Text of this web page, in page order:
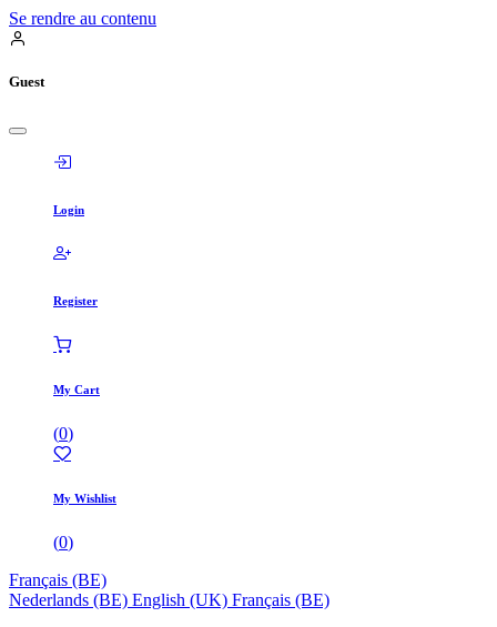
Se rendre au contenu
Guest
Login
Register
My Cart
(0)
My Wishlist
(0)
Français (BE)
Nederlands (BE) English (UK) Français (BE)